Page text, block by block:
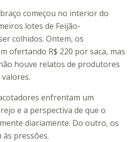
começou no interior do
lotes de Feijão-
colhidos. Ontem, os
ofertando R$ 220 por saca, mas
houve relatos de produtores
enfrentam um
e a perspectiva de que o
diariamente. Do outro, os
pressões.